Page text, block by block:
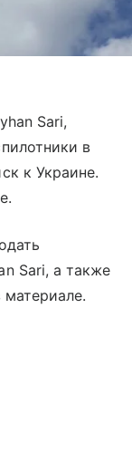
Sari,
в
к Украине.
Sari, а также